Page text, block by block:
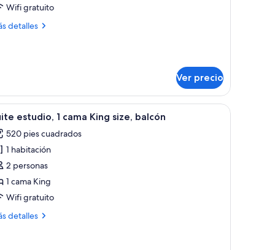
Wifi gratuito
detalles
Ver precio
exterior.
un escritorio con computadora, un televisor y ventana con vistas al
Habitación de hotel con una cama grande,
11 estudio, 1 cama King size, balcón
520 pies cuadrados
1 habitación
2 personas
1 cama King
Wifi gratuito
detalles